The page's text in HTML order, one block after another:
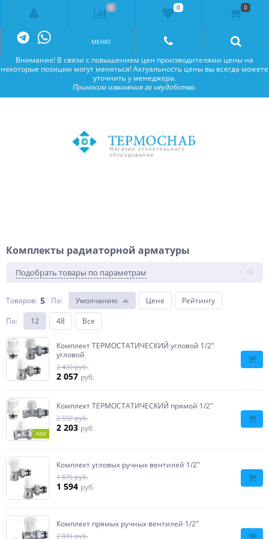
Внимание! В связи с повышением цен производителями цены на
некоторые позиции могут меняться! Актуальность цены вы всегда можете
уточнить у менеджера.
Приносим извинения за неудобства.
МЕНЮ
Внимание! В связи с повышением цен производителями цены на
некоторые позиции могут меняться! Актуальность цены вы всегда можете
уточнить у менеджера.
Приносим извинения за неудобства.
Комплекты радиаторной арматуры
Подобрать товары по параметрам
Товаров: 5 По: Умолчанию Цене
Рейтингу
По: 12 48 Все
Комплект ТЕРМОСТАТИЧЕСКИЙ угловой 1/2″
угловой
2 420 руб.
2 057 руб.
NEW
Комплект ТЕРМОСТАТИЧЕСКИЙ прямой 1/2″
2 592 руб.
2 203 руб.
Комплект угловых ручных вентилей 1/2″
1 875 руб.
1 594 руб.
Комплект прямых ручных вентилей 1/2″
2 031 руб.
0 0 0